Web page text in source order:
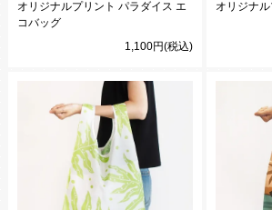
オリジナルプリント パラダイス エ
コバッグ
1,100円(税込)
オリジナ